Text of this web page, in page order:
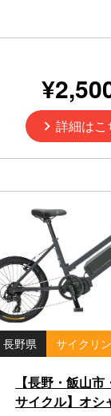
詳細はこ
長野県
【長野・飯山市
サイクル】オシ